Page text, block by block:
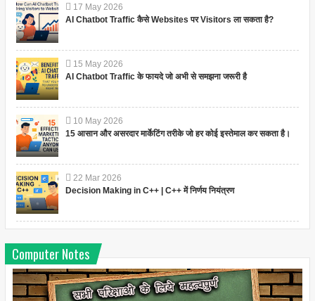
17 May 2026
AI Chatbot Traffic कैसे Websites पर Visitors ला सकता है?
15 May 2026
AI Chatbot Traffic के फायदे जो अभी से समझना जरूरी है
10 May 2026
15 आसान और असरदार मार्केटिंग तरीके जो हर कोई इस्तेमाल कर सकता है।
22 Mar 2026
Decision Making in C++ | C++ में निर्णय नियंत्रण
Computer Notes